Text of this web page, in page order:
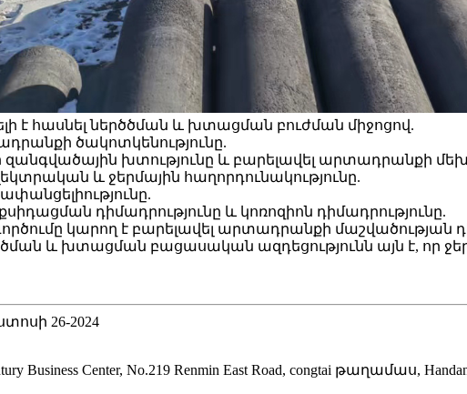
է հասնել ներծծման և խտացման բուժման միջոցով.
ծակոտկենությունը.
խտությունը և բարելավել արտադրանքի
և ջերմային հաղորդունակությունը.
դիմադրությունը և կոռոզիոն դիմադրությունը.
կարող է բարելավել արտադրանքի մաշվածության
և խտացման բացասական ազդեցությունն այն է, որ
26-2024
Business Center, No.219 Renmin East Road, congtai թաղամաս,